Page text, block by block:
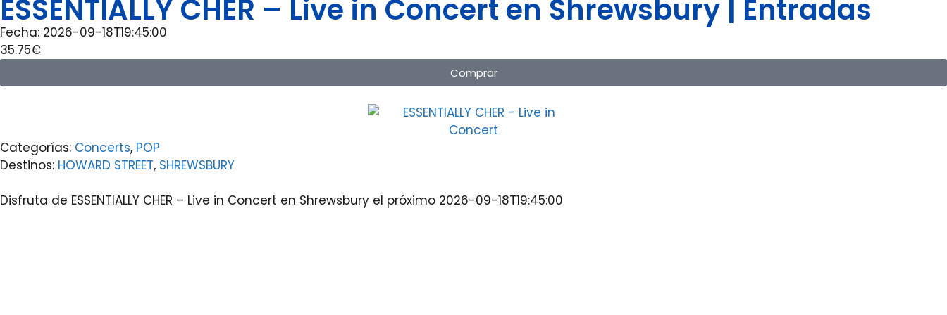
ESSENTIALLY CHER – Live in Concert en Shrewsbury | Entradas
Fecha: 2026-09-18T19:45:00
35.75€
Comprar
Categorías: Concerts, POP
Destinos: HOWARD STREET, SHREWSBURY
Disfruta de ESSENTIALLY CHER – Live in Concert en Shrewsbury el próximo 2026-09-18T19:45:00